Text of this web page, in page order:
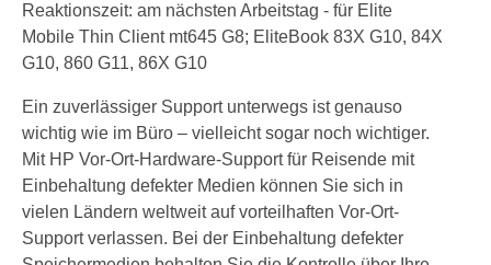
Reaktionszeit: am nächsten Arbeitstag - für Elite
Mobile Thin Client mt645 G8; EliteBook 83X G10, 84X
G10, 860 G11, 86X G10
Ein zuverlässiger Support unterwegs ist genauso
wichtig wie im Büro – vielleicht sogar noch wichtiger.
Mit HP Vor-Ort-Hardware-Support für Reisende mit
Einbehaltung defekter Medien können Sie sich in
vielen Ländern weltweit auf vorteilhaften Vor-Ort-
Support verlassen. Bei der Einbehaltung defekter